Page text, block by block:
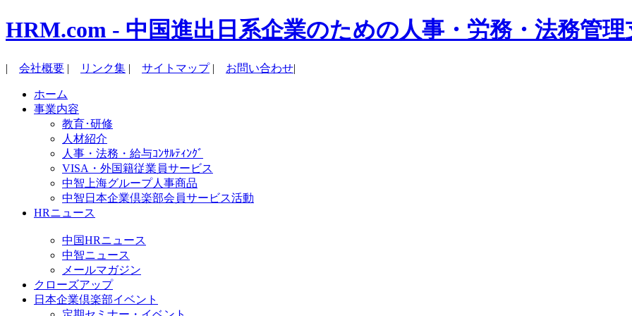
HRM.com - 中国進出日系企業のための人事・労務・法務管理
| 会社概要 | リンク集 | サイトマップ| お問い合わせ|
ホーム
事業内容
教育･研修
人材紹介
人事・法務・給与ｺﾝｻﾙﾃｨﾝｸﾞ
VISA・外国籍従業員サービス
中智上海グループ人事商品
中智日本企業倶楽部会員サービス活動
HRニュース
中国HRニュース
中智ニュース
メールマガジン
クローズアップ
日本企業倶楽部イベント